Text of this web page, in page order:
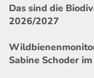
Das sind die
2026/2027
Sabine Schoder